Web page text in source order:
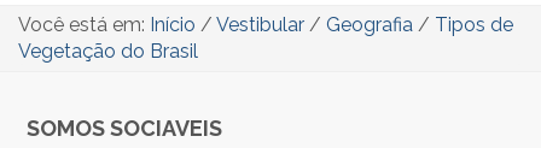
Você está em: Início / Vestibular / Geografia / Tipos de
Vegetação do Brasil
SOMOS SOCIAVEIS